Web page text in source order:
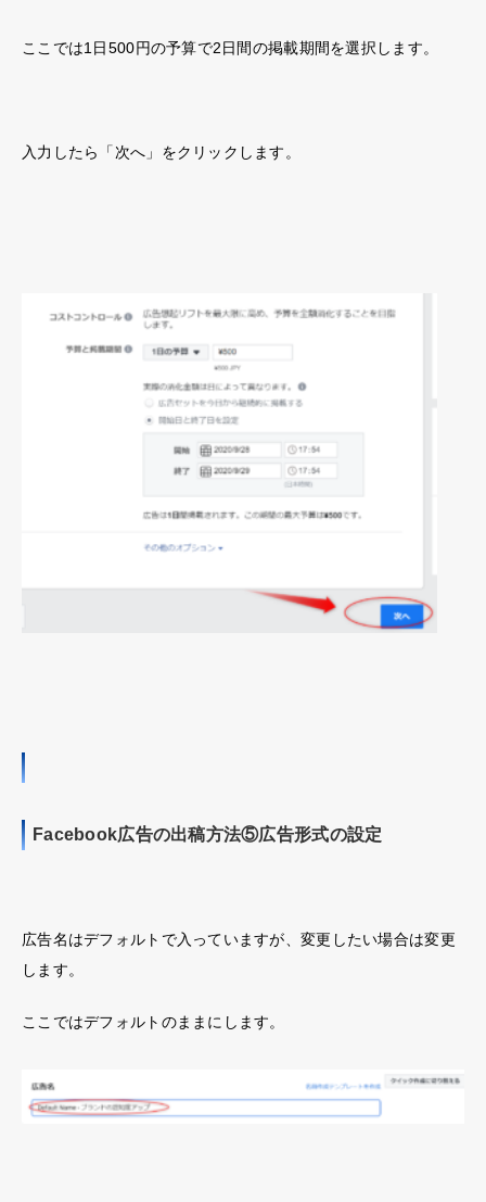
ここでは1日500円の予算で2日間の掲載期間を選択します。
入力したら「次へ」をクリックします。
Facebook広告の出稿方法⑤広告形式の設定
広告名はデフォルトで入っていますが、変更したい場合は変更
します。
ここではデフォルトのままにします。